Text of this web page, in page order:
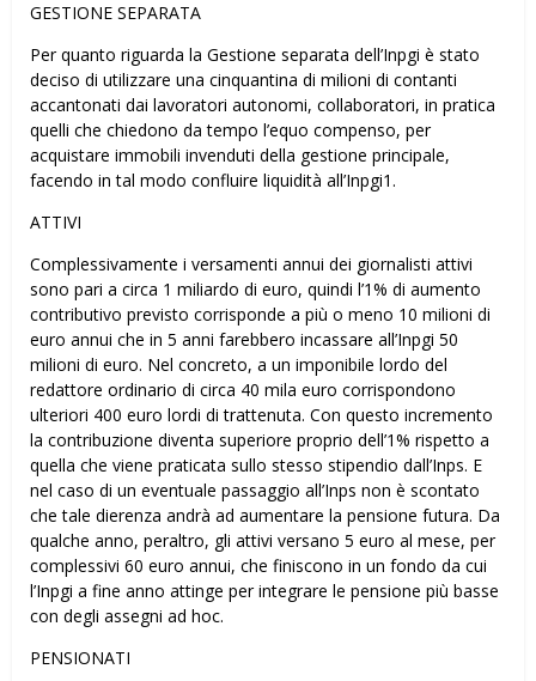
GESTIONE SEPARATA
Per quanto riguarda la Gestione separata dell’Inpgi è stato
deciso di utilizzare una cinquantina di milioni di contanti
accantonati dai lavoratori autonomi, collaboratori, in pratica
quelli che chiedono da tempo l’equo compenso, per
acquistare immobili invenduti della gestione principale,
facendo in tal modo confluire liquidità all’Inpgi1.
ATTIVI
Complessivamente i versamenti annui dei giornalisti attivi
sono pari a circa 1 miliardo di euro, quindi l’1% di aumento
contributivo previsto corrisponde a più o meno 10 milioni di
euro annui che in 5 anni farebbero incassare all’Inpgi 50
milioni di euro. Nel concreto, a un imponibile lordo del
redattore ordinario di circa 40 mila euro corrispondono
ulteriori 400 euro lordi di trattenuta. Con questo incremento
la contribuzione diventa superiore proprio dell’1% rispetto a
quella che viene praticata sullo stesso stipendio dall’Inps. E
nel caso di un eventuale passaggio all’Inps non è scontato
che tale differenza andrà ad aumentare la pensione futura. Da
qualche anno, peraltro, gli attivi versano 5 euro al mese, per
complessivi 60 euro annui, che finiscono in un fondo da cui
l’Inpgi a fine anno attinge per integrare le pensione più basse
con degli assegni ad hoc.
PENSIONATI